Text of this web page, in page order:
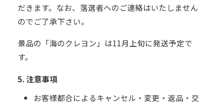
だきます。なお、落選者へのご連絡はいたしません
のでご了承下さい。
景品の「海のクレヨン」は11月上旬に発送予定で
す。
5. 注意事項
お客様都合によるキャンセル・変更・返品・交